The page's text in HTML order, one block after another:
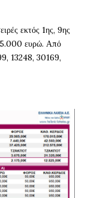
εκτός 1ης, 9ης
ευρώ. Από
13248, 30169,